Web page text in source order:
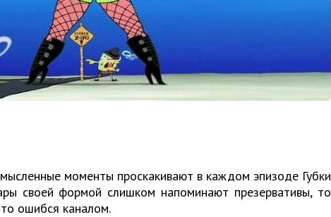
моменты проскакивают в каждом эпизоде Губки
своей формой слишком напоминают презервативы, то
ошибся каналом.